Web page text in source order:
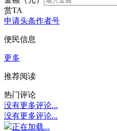
赏TA
申请头条作者号
便民信息
更多
推荐阅读
热门评论
没有更多评论...
没有更多评论...
正在加载...